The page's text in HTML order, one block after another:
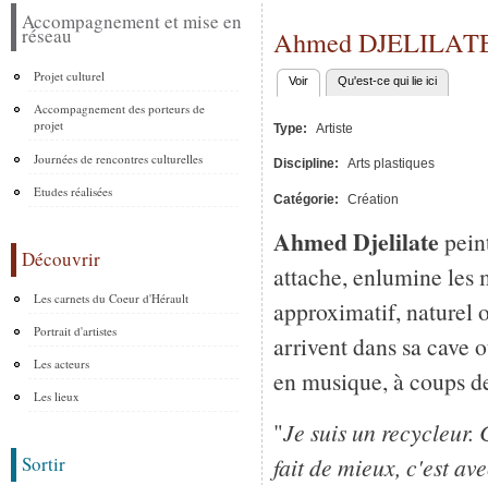
Accompagnement et mise en
réseau
Projet culturel
Accompagnement des porteurs de
projet
Journées de rencontres culturelles
Etudes réalisées
Découvrir
Les carnets du Coeur d'Hérault
Portrait d'artistes
Les acteurs
Les lieux
Sortir
Ahmed
Onglets principaux
Voir (onglet actif)
Qu'est-ce qui lie ici
Type: Artiste
Discipline: Arts plastiques
Catégorie: Création
Ahmed Djelilate
attache, enlumine les
approximatif, naturel
arrivent dans sa cave
en musique, à coups
"Je suis un
fait de mieux, c'est